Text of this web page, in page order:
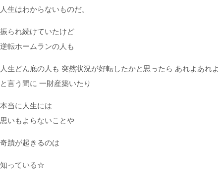
人生はわからないものだ。
振られ続けていたけど
逆転ホームランの人も
人生どん底の人も 突然状況が好転したかと思ったら あれよあれよ
と言う間に 一財産築いたり
本当に人生には
思いもよらないことや
奇蹟が起きるのは
知っている☆